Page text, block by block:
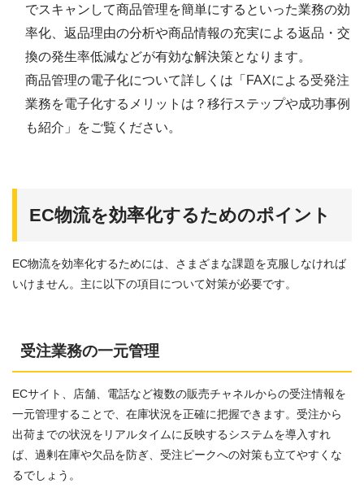
でスキャンして商品管理を簡単にするといった業務の効
率化、返品理由の分析や商品情報の充実による返品・交
換の発生率低減などが有効な解決策となります。
商品管理の電子化について詳しくは「 FAXによる受発注
業務を電子化するメリットは？移行ステップや成功事例
も紹介 」をご覧ください。
EC物流を効率化するためのポイント
EC物流を効率化するためには、さまざまな課題を克服しなければ
いけません。主に以下の項目について対策が必要です。
受注業務の一元管理
ECサイト、店舗、電話など複数の販売チャネルからの受注情報を
一元管理することで、在庫状況を正確に把握できます。受注から
出荷までの状況をリアルタイムに反映するシステムを導入すれ
ば、過剰在庫や欠品を防ぎ、受注ピークへの対策も立てやすくな
るでしょう。